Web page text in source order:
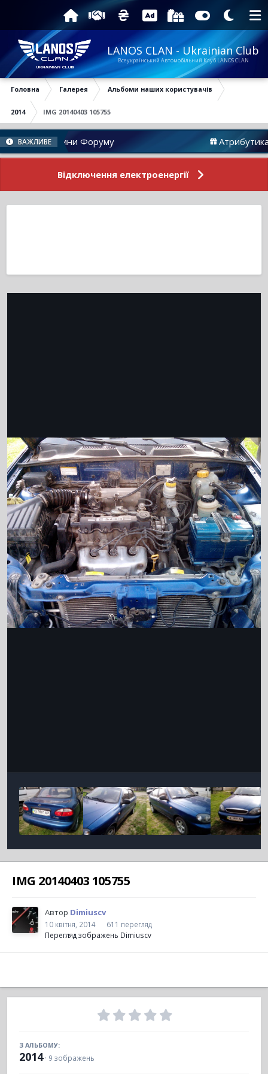
LANOS CLAN - Ukrainian Club
Всеукраїнський Автомобільний Клуб LANOS CLAN
Головна Галерея Альбоми наших користувачів
2014 IMG 20140403 105755
ВАЖЛИВЕ
Новини Форуму Атрибутика
Відключення електроенергії
IMG 20140403 105755
Автор Dimiuscv
10 квітня, 2014
611 перегляд
Перегляд зображень Dimiuscv
З АЛЬБОМУ:
2014 · 9 зображень